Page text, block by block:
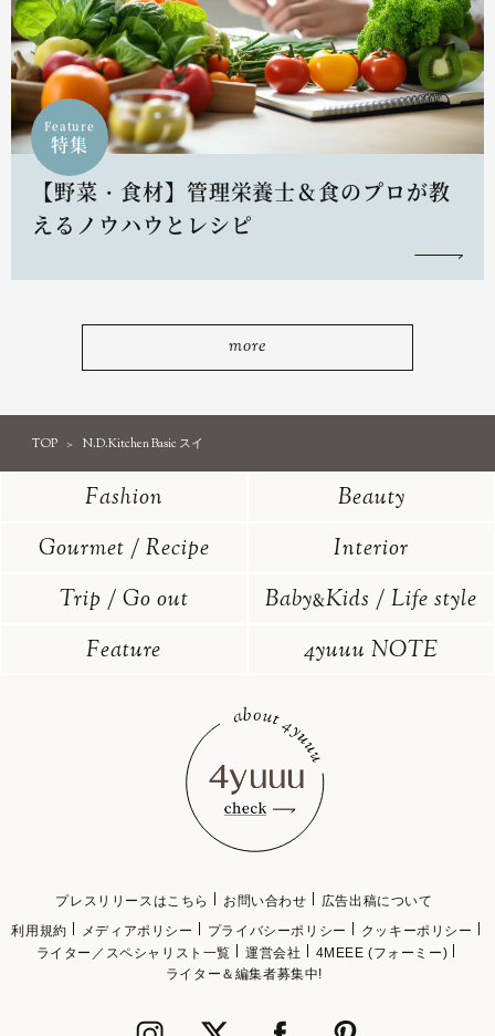
Feature
特集
【野菜・食材】管理栄養士＆食のプロが教
えるノウハウとレシピ
more
TOP N.D.Kitchen Basic スイ
Fashion
Beauty
Gourmet / Recipe
Interior
Trip / Go out
Baby&Kids / Life style
Feature
4yuuu NOTE
プレスリリースはこちら お問い合わせ
広告出稿について
利用規約
メディアポリシー プライバシーポリシー
クッキーポリシー
ライター／スペシャリスト一覧
運営会社
4MEEE (フォーミー)
ライター＆編集者募集中!